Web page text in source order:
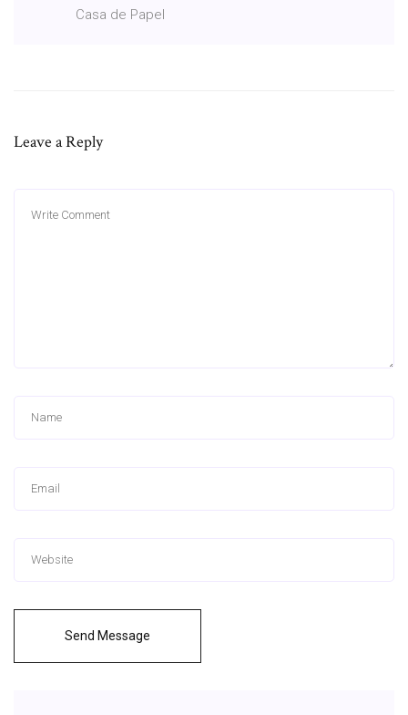
Casa de Papel
Leave a Reply
Send Message